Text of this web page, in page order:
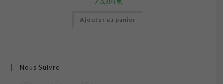
Ajouter au panier
Nous Suivre